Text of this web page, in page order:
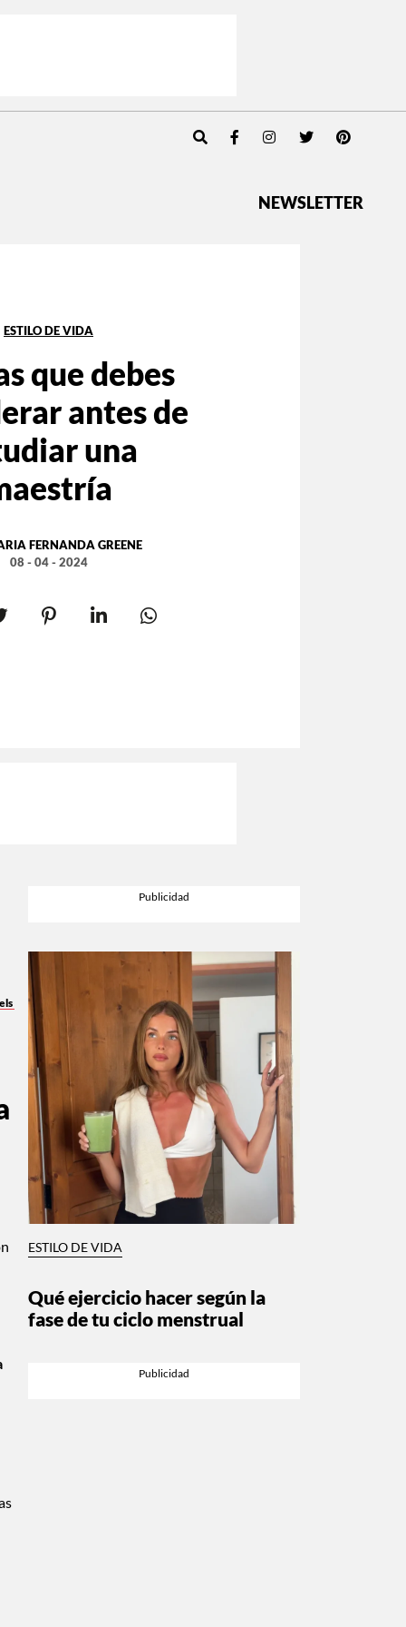
NEWSLETTER
ESTILO DE VIDA
que debes
antes de
una
FERNANDA GREENE
08 - 04 - 2024
ESTILO DE VIDA
Qué ejercicio hacer según la
fase de tu ciclo menstrual